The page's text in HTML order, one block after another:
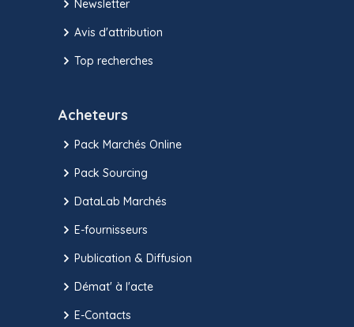
Newsletter
Avis d'attribution
Top recherches
Acheteurs
Pack Marchés Online
Pack Sourcing
DataLab Marchés
E-fournisseurs
Publication & Diffusion
Démat' à l'acte
E-Contacts